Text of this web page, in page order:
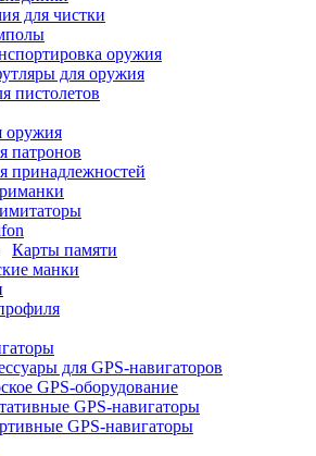
для чистки
оружия
для оружия
пистолетов
оружия
патронов
принадлежностей
Карты памяти
манки
для GPS-навигаторов
GPS-оборудование
GPS-навигаторы
GPS-навигаторы